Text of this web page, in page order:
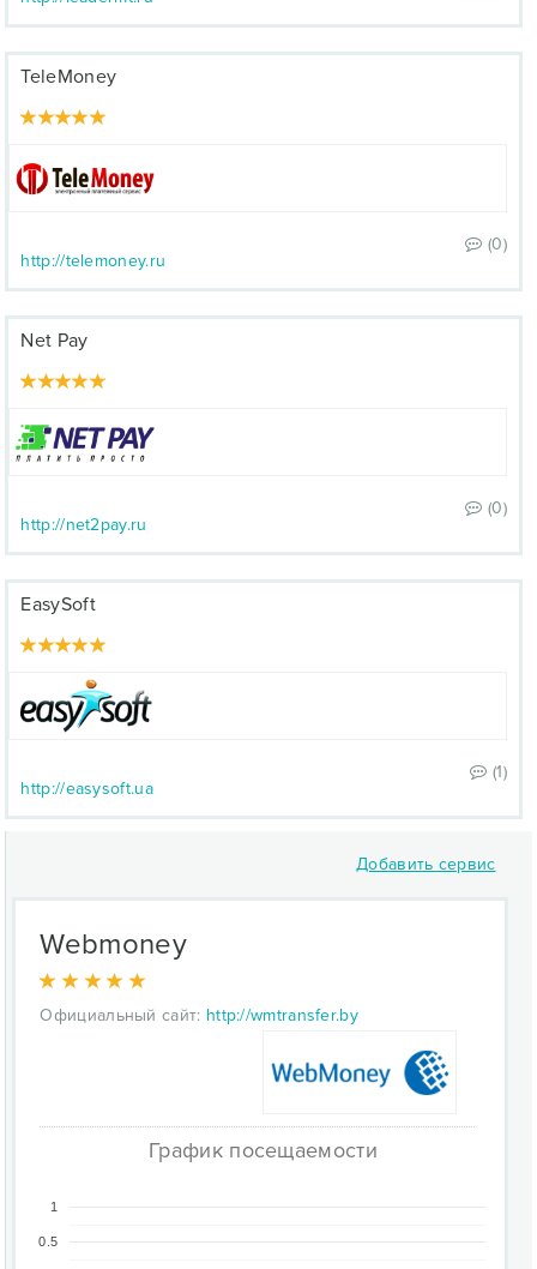
TeleMoney
(0)
http://telemoney.ru
Net Pay
(0)
http://net2pay.ru
EasySoft
(1)
http://easysoft.ua
Добавить сервис
Webmoney
Официальный сайт: http://wmtransfer.by
График посещаемости
0.5
1